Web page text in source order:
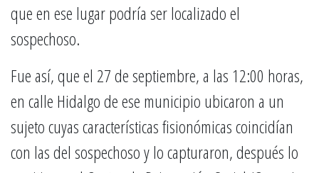
que en ese lugar podría ser localizado el
sospechoso.
Fue así, que el 27 de septiembre, a las 12:00 horas,
en calle Hidalgo de ese municipio ubicaron a un
sujeto cuyas características fisionómicas coincidían
con las del sospechoso y lo capturaron, después lo